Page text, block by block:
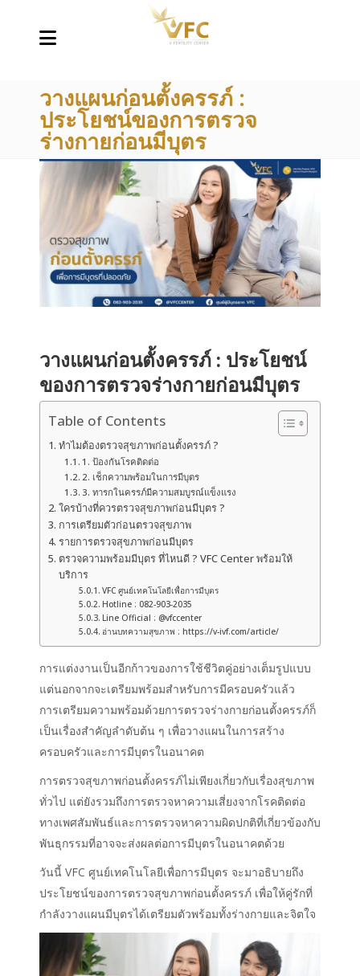
วางแผนก่อนตั้งครรภ์ :
ประโยชน์ของการตรวจ
ร่างกายก่อนมีบุตร
วางแผนก่อนตั้งครรภ์ : ประโยชน์
ของการตรวจร่างกายก่อนมีบุตร
Table of Contents
ทำไมต้องตรวจสุขภาพก่อนตั้งครรภ์ ?
1. ป้องกันโรคติดต่อ
2. เช็กความพร้อมในการมีบุตร
3. ทารกในครรภ์มีความสมบูรณ์แข็งแรง
ใครบ้างที่ควรตรวจสุขภาพก่อนมีบุตร ?
การเตรียมตัวก่อนตรวจสุขภาพ
รายการตรวจสุขภาพก่อนมีบุตร
ตรวจความพร้อมมีบุตร ที่ไหนดี ? VFC Center พร้อมให้
บริการ
VFC ศูนย์เทคโนโลยีเพื่อการมีบุตร
Hotline : 082-903-2035
Line Official : @vfccenter
อ่านบทความสุขภาพ : https://v-ivf.com/article/
การแต่งงานเป็นอีกก้าวของการใช้ชีวิตคู่อย่างเต็มรูปแบบ
แต่นอกจากจะเตรียมพร้อมสำหรับการมีครอบครัวแล้ว
การเตรียมความพร้อมด้วยการตรวจร่างกายก่อนตั้งครรภ์ก็
เป็นเรื่องสำคัญลำดับต้น ๆ เพื่อวางแผนในการสร้าง
ครอบครัวและการมีบุตรในอนาคต
การตรวจสุขภาพก่อนตั้งครรภ์ไม่เพียงเกี่ยวกับเรื่องสุขภาพ
ทั่วไป แต่ยังรวมถึงการตรวจหาความเสี่ยงจากโรคติดต่อ
ทางเพศสัมพันธ์และการตรวจหาความผิดปกติที่เกี่ยวข้องกับ
พันธุกรรมที่อาจจะส่งผลต่อการมีบุตรในอนาคตด้วย
วันนี้ VFC ศูนย์เทคโนโลยีเพื่อการมีบุตร จะมาอธิบายถึง
ประโยชน์ของการตรวจสุขภาพก่อนตั้งครรภ์ เพื่อให้คู่รักที่
กำลังวางแผนมีบุตรได้เตรียมตัวพร้อมทั้งร่างกายและจิตใจ